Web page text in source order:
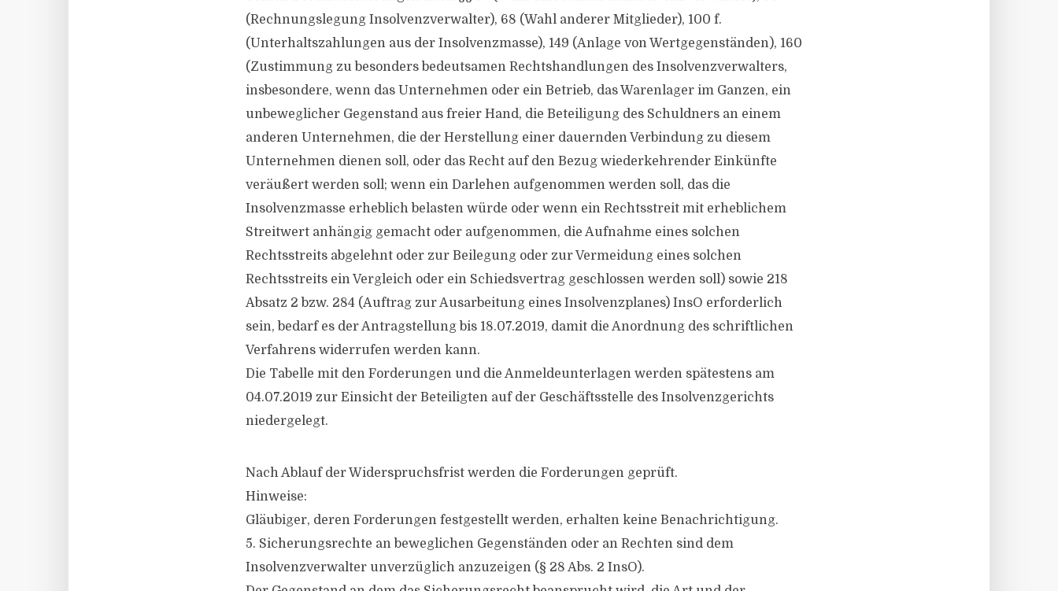
(Rechnungslegung Insolvenzverwalter), 68 (Wahl anderer Mitglieder), 100 f.
(Unterhaltszahlungen aus der Insolvenzmasse), 149 (Anlage von Wertgegenständen), 160
(Zustimmung zu besonders bedeutsamen Rechtshandlungen des Insolvenzverwalters,
insbesondere, wenn das Unternehmen oder ein Betrieb, das Warenlager im Ganzen, ein
unbeweglicher Gegenstand aus freier Hand, die Beteiligung des Schuldners an einem
anderen Unternehmen, die der Herstellung einer dauernden Verbindung zu diesem
Unternehmen dienen soll, oder das Recht auf den Bezug wiederkehrender Einkünfte
veräußert werden soll; wenn ein Darlehen aufgenommen werden soll, das die
Insolvenzmasse erheblich belasten würde oder wenn ein Rechtsstreit mit erheblichem
Streitwert anhängig gemacht oder aufgenommen, die Aufnahme eines solchen
Rechtsstreits abgelehnt oder zur Beilegung oder zur Vermeidung eines solchen
Rechtsstreits ein Vergleich oder ein Schiedsvertrag geschlossen werden soll) sowie 218
Absatz 2 bzw. 284 (Auftrag zur Ausarbeitung eines Insolvenzplanes) InsO erforderlich
sein, bedarf es der Antragstellung bis 18.07.2019, damit die Anordnung des schriftlichen
Verfahrens widerrufen werden kann.
Die Tabelle mit den Forderungen und die Anmeldeunterlagen werden spätestens am
04.07.2019 zur Einsicht der Beteiligten auf der Geschäftsstelle des Insolvenzgerichts
niedergelegt.
Nach Ablauf der Widerspruchsfrist werden die Forderungen geprüft.
Hinweise:
Gläubiger, deren Forderungen festgestellt werden, erhalten keine Benachrichtigung.
5. Sicherungsrechte an beweglichen Gegenständen oder an Rechten sind dem
Insolvenzverwalter unverzüglich anzuzeigen (§ 28 Abs. 2 InsO).